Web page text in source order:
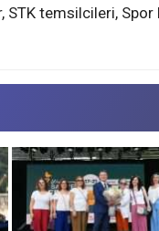
temsilcileri, Spor